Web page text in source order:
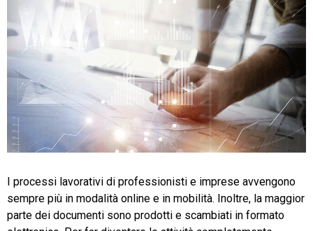
Financial Solutions
HR
Trust Services
TeamSystem Corporate
TeamSystem Store
I processi lavorativi di professionisti e imprese avvengono
sempre più in modalità online e in mobilità. Inoltre, la maggior
parte dei documenti sono prodotti e scambiati in formato